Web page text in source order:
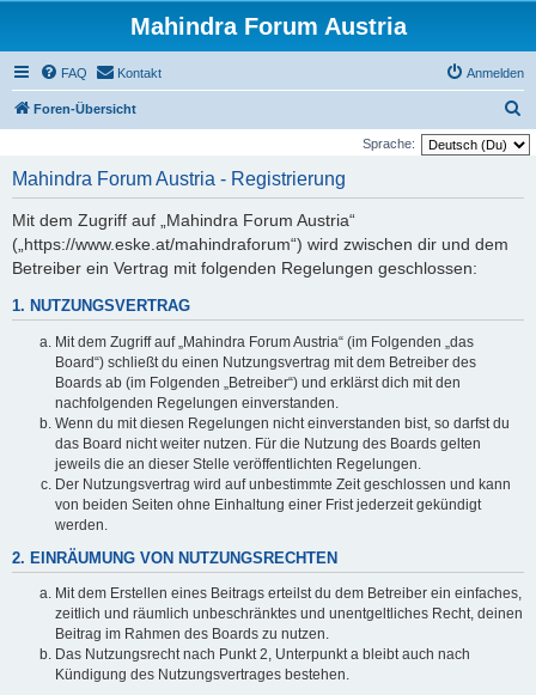
Mahindra Forum Austria
FAQ Kontakt Anmelden
Foren-Übersicht
u
Sprache:
Mahindra Forum Austria - Registrierung
Mit dem Zugriff auf „Mahindra Forum Austria“
(„https://www.eske.at/mahindraforum“) wird zwischen dir und dem
Betreiber ein Vertrag mit folgenden Regelungen geschlossen:
1. NUTZUNGSVERTRAG
Mit dem Zugriff auf „Mahindra Forum Austria“ (im Folgenden „das
Board“) schließt du einen Nutzungsvertrag mit dem Betreiber des
Boards ab (im Folgenden „Betreiber“) und erklärst dich mit den
nachfolgenden Regelungen einverstanden.
Wenn du mit diesen Regelungen nicht einverstanden bist, so darfst du
das Board nicht weiter nutzen. Für die Nutzung des Boards gelten
jeweils die an dieser Stelle veröffentlichten Regelungen.
Der Nutzungsvertrag wird auf unbestimmte Zeit geschlossen und kann
von beiden Seiten ohne Einhaltung einer Frist jederzeit gekündigt
werden.
2. EINRÄUMUNG VON NUTZUNGSRECHTEN
Mit dem Erstellen eines Beitrags erteilst du dem Betreiber ein einfaches,
zeitlich und räumlich unbeschränktes und unentgeltliches Recht, deinen
Beitrag im Rahmen des Boards zu nutzen.
Das Nutzungsrecht nach Punkt 2, Unterpunkt a bleibt auch nach
Kündigung des Nutzungsvertrages bestehen.